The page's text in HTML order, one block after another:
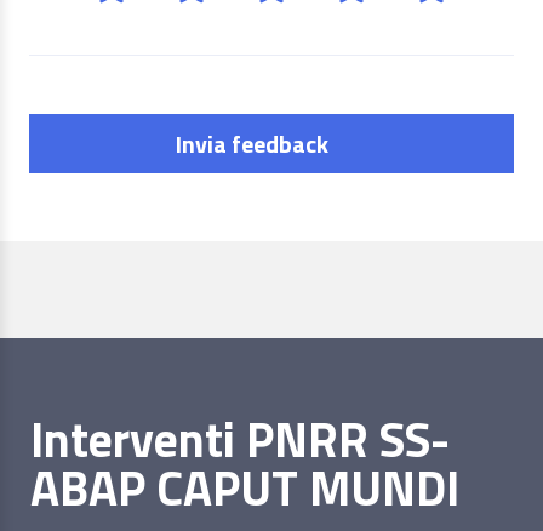
Invia feedback
Interventi PNRR SS-
ABAP CAPUT MUNDI